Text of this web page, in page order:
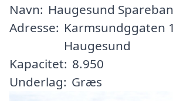
Navn: Haugesund
Adresse: Karmsundggaten
Haugesund
Kapacitet: 8.950
Underlag: Græs